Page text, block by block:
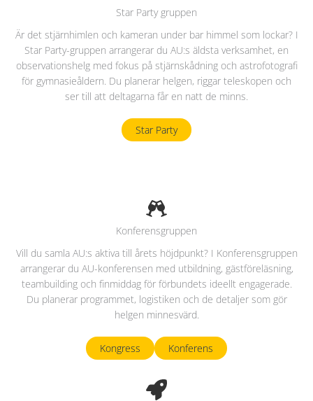
Star Party gruppen
Är det stjärnhimlen och kameran under bar himmel som lockar? I
Star Party-gruppen arrangerar du AU:s äldsta verksamhet, en
observationshelg med fokus på stjärnskådning och astrofotografi
för gymnasieåldern. Du planerar helgen, riggar teleskopen och
ser till att deltagarna får en natt de minns.
Star Party
Konferensgruppen
Vill du samla AU:s aktiva till årets höjdpunkt? I Konferensgruppen
arrangerar du AU-konferensen med utbildning, gästföreläsning,
teambuilding och finmiddag för förbundets ideellt engagerade.
Du planerar programmet, logistiken och de detaljer som gör
helgen minnesvärd.
Kongress Konferens